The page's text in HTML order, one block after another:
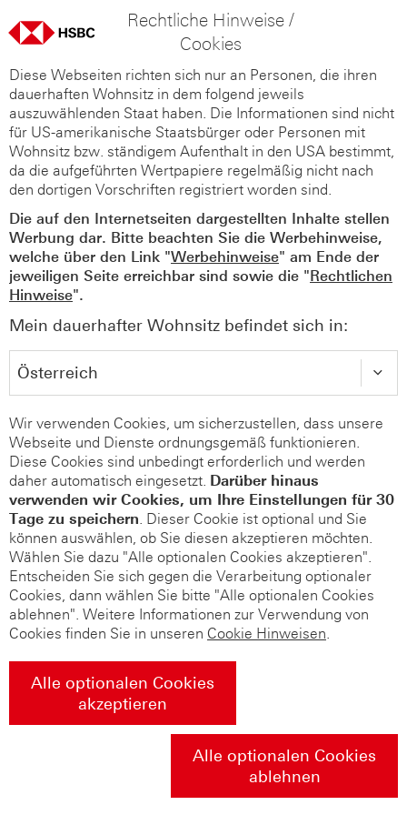
Rechtliche Hinweise /
Cookies
Diese Webseiten richten sich nur an Personen, die ihren
dauerhaften Wohnsitz in dem folgend jeweils
auszuwählenden Staat haben. Die Informationen sind nicht
für US-amerikanische Staatsbürger oder Personen mit
Wohnsitz bzw. ständigem Aufenthalt in den USA bestimmt,
da die aufgeführten Wertpapiere regelmäßig nicht nach
den dortigen Vorschriften registriert worden sind.
Die auf den Internetseiten dargestellten Inhalte stellen
Werbung dar. Bitte beachten Sie die Werbehinweise,
welche über den Link "Werbehinweise" am Ende der
jeweiligen Seite erreichbar sind sowie die "Rechtlichen
Hinweise".
Mein dauerhafter Wohnsitz befindet sich in:
Wir verwenden Cookies, um sicherzustellen, dass unsere
Webseite und Dienste ordnungsgemäß funktionieren.
Diese Cookies sind unbedingt erforderlich und werden
daher automatisch eingesetzt. Darüber hinaus
verwenden wir Cookies, um Ihre Einstellungen für 30
Tage zu speichern. Dieser Cookie ist optional und Sie
können auswählen, ob Sie diesen akzeptieren möchten.
Wählen Sie dazu "Alle optionalen Cookies akzeptieren".
Entscheiden Sie sich gegen die Verarbeitung optionaler
Cookies, dann wählen Sie bitte "Alle optionalen Cookies
ablehnen". Weitere Informationen zur Verwendung von
Cookies finden Sie in unseren Cookie Hinweisen.
Alle optionalen Cookies
akzeptieren
Alle optionalen Cookies
ablehnen